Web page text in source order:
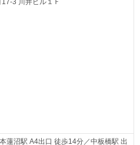
3 川井ビル１Ｆ
蓮沼駅 A4出口 徒歩14分／中板橋駅 出